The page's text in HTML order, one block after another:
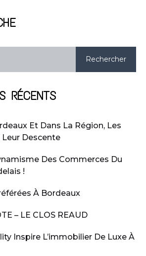
RÉCENTS
Et Dans La Région, Les
Descente
Des Commerces Du
!
À Bordeaux
– LE CLOS REAUD
Inspire L’immobilier De Luxe À